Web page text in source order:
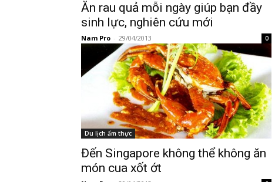
Ăn rau quả mỗi ngày giúp bạn đầy
sinh lực, nghiên cứu mới
Nam Pro - 29/04/2013 0
Du lịch ẩm thực
Đến Singapore không thể không ăn
món cua xốt ớt